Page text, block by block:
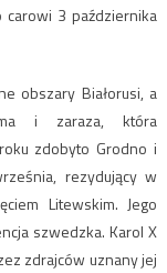
carowi 3 października
obszary Białorusi, a
i zaraza, która
zdobyto Grodno i
rezydujący w
Litewskim. Jego
szwedzka. Karol X
zdrajców uznany jej